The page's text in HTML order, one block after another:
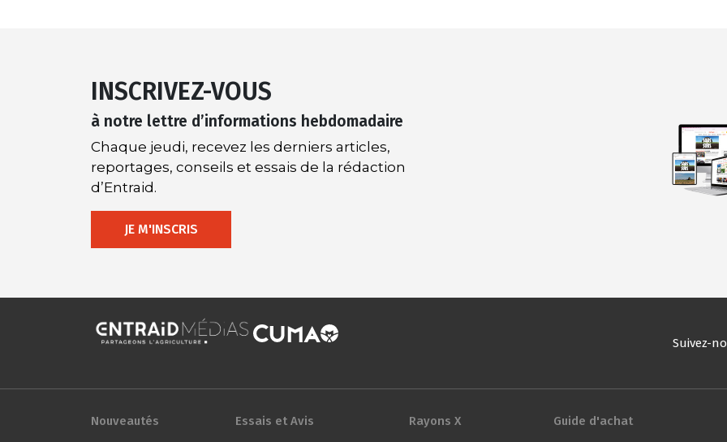
INSCRIVEZ-VOUS
à notre lettre d’informations hebdomadaire
Chaque jeudi, recevez les derniers articles,
reportages, conseils et essais de la rédaction
d’Entraid.
JE M'INSCRIS
Suivez-
Nouveautés Essais et Avis Rayons X Guide d'achat